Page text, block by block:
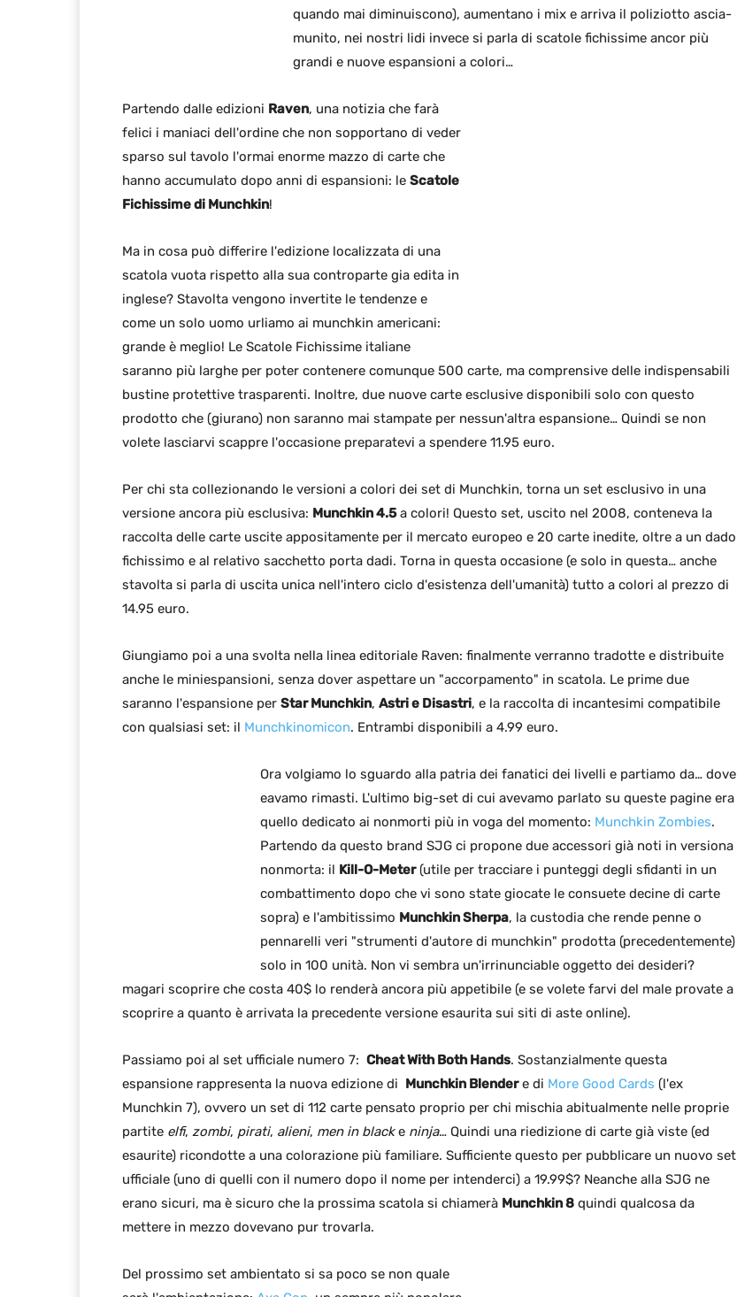
quando mai diminuiscono), aumentano i mix e arriva il poliziotto ascia-
munito, nei nostri lidi invece si parla di scatole fichissime ancor più
grandi e nuove espansioni a colori…
Partendo dalle edizioni Raven, una notizia che farà
felici i maniaci dell'ordine che non sopportano di veder
sparso sul tavolo l'ormai enorme mazzo di carte che
hanno accumulato dopo anni di espansioni: le Scatole
Fichissime di Munchkin!
Ma in cosa può differire l'edizione localizzata di una
scatola vuota rispetto alla sua controparte gia edita in
inglese? Stavolta vengono invertite le tendenze e
come un solo uomo urliamo ai munchkin americani:
grande è meglio! Le Scatole Fichissime italiane
saranno più larghe per poter contenere comunque 500 carte, ma comprensive delle indispensabili
bustine protettive trasparenti. Inoltre, due nuove carte esclusive disponibili solo con questo
prodotto che (giurano) non saranno mai stampate per nessun'altra espansione… Quindi se non
volete lasciarvi scappre l'occasione preparatevi a spendere 11.95 euro.
Per chi sta collezionando le versioni a colori dei set di Munchkin, torna un set esclusivo in una
versione ancora più esclusiva: Munchkin 4.5a colori! Questo set, uscito nel 2008, conteneva la
raccolta delle carte uscite appositamente per il mercato europeo e 20 carte inedite, oltre a un dado
fichissimo e al relativo sacchetto porta dadi. Torna in questa occasione (e solo in questa… anche
stavolta si parla di uscita unica nell'intero ciclo d'esistenza dell'umanità) tutto a colori al prezzo di
14.95 euro.
Giungiamo poi a una svolta nella linea editoriale Raven: finalmente verranno tradotte e distribuite
anche le miniespansioni, senza dover aspettare un "accorpamento" in scatola. Le prime due
saranno l'espansione per Star Munchkin, Astri e Disastri, e la raccolta di incantesimi compatibile
con qualsiasi set: il Munchkinomicon. Entrambi disponibili a 4.99 euro.
Ora volgiamo lo sguardo alla patria dei fanatici dei livelli e partiamo da… dove
eavamo rimasti. L'ultimo big-set di cui avevamo parlato su queste pagine era
quello dedicato ai nonmorti più in voga del momento: Munchkin Zombies.
Partendo da questo brand SJG ci propone due accessori già noti in versiona
nonmorta: il Kill-O-Meter(utile per tracciare i punteggi degli sfidanti in un
combattimento dopo che vi sono state giocate le consuete decine di carte
sopra) e l'ambitissimo Munchkin Sherpa, la custodia che rende penne o
pennarelli veri "strumenti d'autore di munchkin" prodotta (precedentemente)
solo in 100 unità. Non vi sembra un'irrinunciable oggetto dei desideri?
magari scoprire che costa 40$ lo renderà ancora più appetibile (e se volete farvi del male provate a
scoprire a quanto è arrivata la precedente versione esaurita sui siti di aste online).
Passiamo poi al set ufficiale numero 7: Cheat With Both Hands. Sostanzialmente questa
espansione rappresenta la nuova edizione di Munchkin Blendere di More Good Cards (l'ex
Munchkin 7), ovvero un set di 112 carte pensato proprio per chi mischia abitualmente nelle proprie
partite elfi, zombi, pirati, alieni, men in blacke ninja… Quindi una riedizione di carte già viste (ed
esaurite) ricondotte a una colorazione più familiare. Sufficiente questo per pubblicare un nuovo set
ufficiale (uno di quelli con il numero dopo il nome per intenderci) a 19.99$? Neanche alla SJG ne
erano sicuri, ma è sicuro che la prossima scatola si chiamerà Munchkin 8 quindi qualcosa da
mettere in mezzo dovevano pur trovarla.
Del prossimo set ambientato si sa poco se non quale